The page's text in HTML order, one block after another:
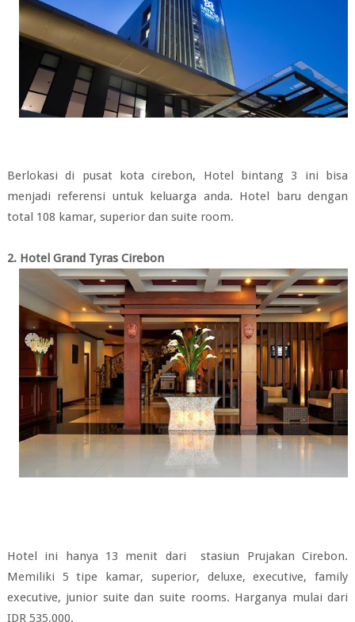
Berlokasi di pusat kota cirebon, Hotel bintang 3 ini bisa
menjadi referensi untuk keluarga anda. Hotel baru dengan
total 108 kamar, superior dan suite room.
2. Hotel Grand Tyras Cirebon
Hotel ini hanya 13 menit dari stasiun Prujakan Cirebon.
Memiliki 5 tipe kamar, superior, deluxe, executive, family
executive, junior suite dan suite rooms. Harganya mulai dari
IDR 535,000.